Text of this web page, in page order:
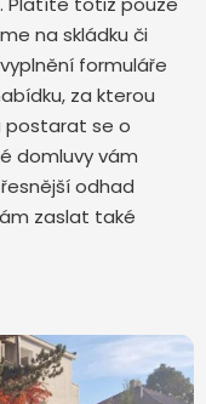
na skládku či
formuláře
za kterou
postarat se o
domluvy vám
odhad
zaslat také